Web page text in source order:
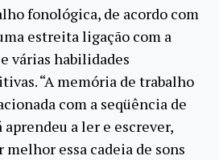
fonológica, de acordo com
estreita ligação com a
várias habilidades
“A memória de trabalho
com a seqüência de
aprendeu a ler e escrever,
essa cadeia de sons